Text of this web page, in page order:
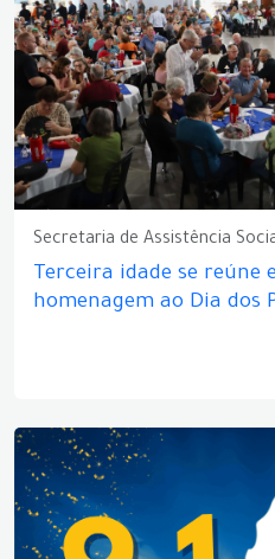
Secretaria de Assistência
Terceira idade se reúne
homenagem ao Dia dos